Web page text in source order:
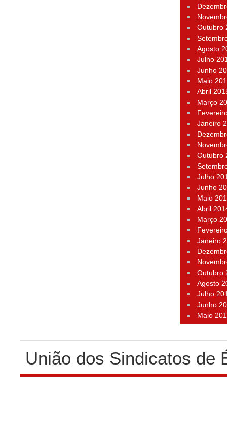
Outubro
Agosto
Julho
Junho
Maio
Abril
Março
Janeiro
Outubro
Julho
Junho
Maio
Abril
Março
Janeiro
Outubro
Agosto
Julho
Junho
Maio
União dos Sindicatos de